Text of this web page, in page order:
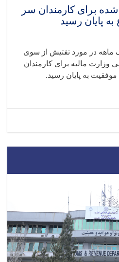
برای کارمندان سر
پایان رسید
در مورد تفتیش از سوی
مالیه برای کارمندان
به پایان رسید.